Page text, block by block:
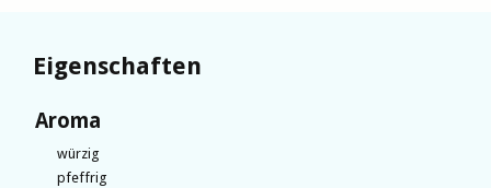
Eigenschaften
Aroma
würzig
pfeffrig